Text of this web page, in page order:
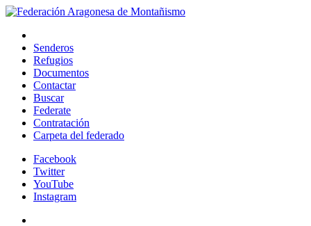
Senderos
Refugios
Documentos
Contactar
Buscar
Federate
Contratación
Carpeta del federado
Facebook
Twitter
YouTube
Instagram